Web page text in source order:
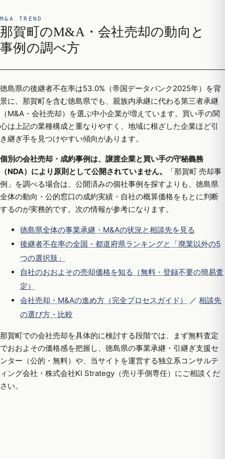
M&A TREND
那賀町のM&A・会社売却の動向と
事例の調べ方
徳島県の後継者不在率は53.0%（帝国データバンク2025年）を背
景に、那賀町を含む徳島県でも、親族内承継に代わる第三者承継
（M&A・会社売却）を選ぶ中小企業が増えています。買い手の関
心は上記の業種構成と重なりやすく、地域に根ざした企業ほど引
き継ぎ手を見つけやすい傾向があります。
個別の会社売却・成約事例は、譲渡企業と買い手の守秘義務
（NDA）により原則として公開されていません。
「那賀町 売却事
例」を調べる場合は、公開済みの個社事例を探すよりも、徳島県
全体の動向・公的窓口の成約実績・自社の概算価格をもとに判断
するのが実務的です。次の情報が参考になります。
徳島県全体の事業承継・M&Aの状況と相談先を見る
後継者不在率の全国・都道府県ランキングと「廃業以外の5
つの選択肢」
自社のおおよその売却価格を知る（無料・登録不要の簡易査
定）
会社売却・M&Aの進め方（完全プロセスガイド）
／ 相談先
の選び方・比較
那賀町での会社売却を具体的に検討する段階では、まず無料査定
でおおよその価格感を把握し、徳島県の事業承継・引継ぎ支援セ
ンター（公的・無料）や、当サイトを運営する独立系コンサルテ
ィング会社・株式会社KI Strategy（売り手側専任）にご相談くだ
さい。